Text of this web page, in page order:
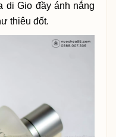
di Gio đầy ánh nắng
thiêu đốt.